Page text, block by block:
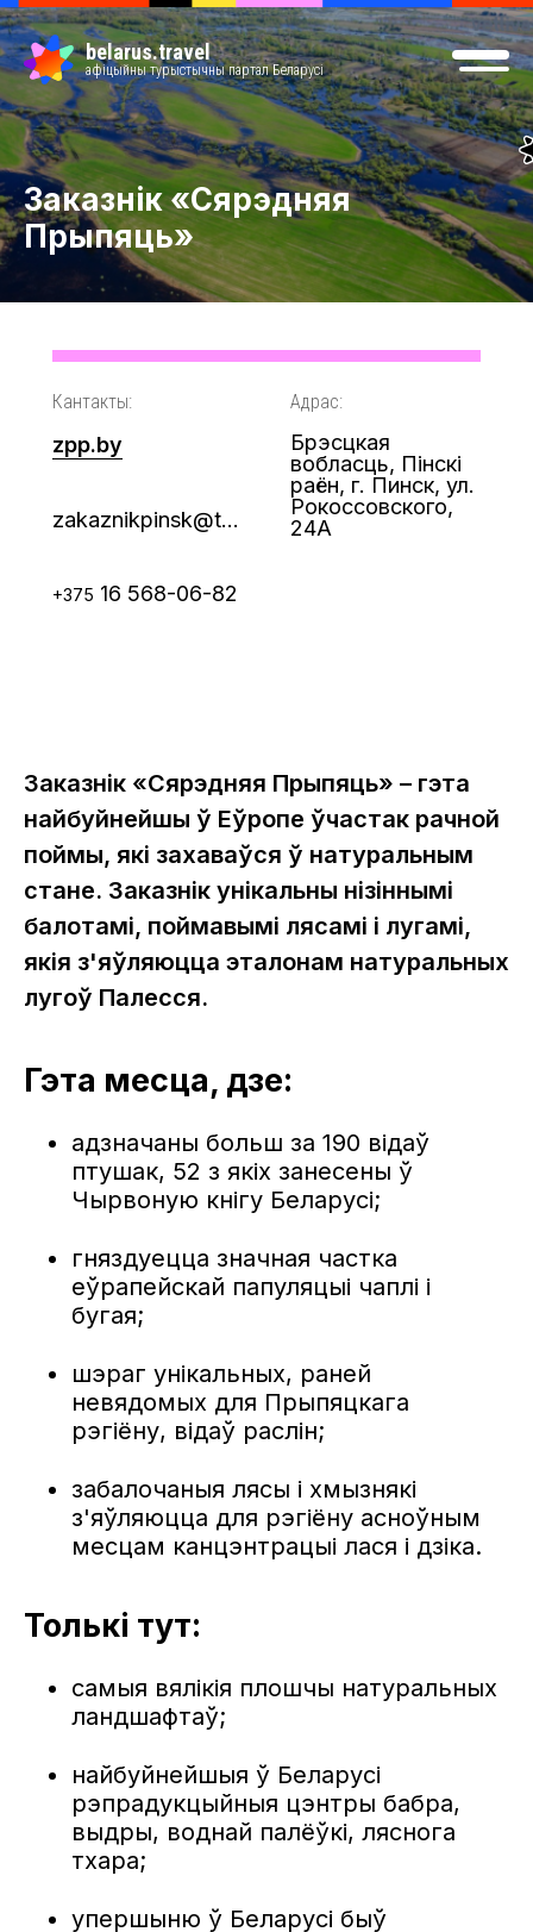
belarus.travel
афіцыйны турыстычны партал Беларусі
Заказнік «Сярэдняя
Прыпяць»
Кантакты:
zpp.by
zakaznikpinsk@tut.by
+375 16 568-06-82
Адрас:
Брэсцкая
вобласць, Пінскі
раён, г. Пинск, ул.
Рокоссовского,
24А
Заказнік «Сярэдняя Прыпяць» – гэта
найбуйнейшы ў Еўропе ўчастак рачной
поймы, які захаваўся ў натуральным
стане. Заказнік унікальны нізіннымі
балотамі, поймавымі лясамі і лугамі,
якія з'яўляюцца эталонам натуральных
лугоў Палесся.
Гэта месца, дзе:
адзначаны больш за 190 відаў
птушак, 52 з якіх занесены ў
Чырвоную кнігу Беларусі;
гняздуецца значная частка
еўрапейскай папуляцыі чаплі і
бугая;
шэраг унікальных, раней
невядомых для Прыпяцкага
рэгіёну, відаў раслін;
забалочаныя лясы і хмызнякі
з'яўляюцца для рэгіёну асноўным
месцам канцэнтрацыі лася і дзіка.
Толькі тут:
самыя вялікія плошчы натуральных
ландшафтаў;
найбуйнейшыя ў Беларусі
рэпрадукцыйныя цэнтры бабра,
выдры, воднай палёўкі, ляснога
тхара;
упершыню ў Беларусі быў